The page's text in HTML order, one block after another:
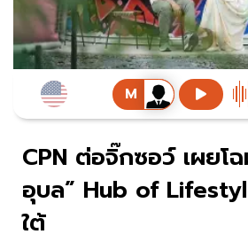
CPN ต่อจิ๊กซอว์ เผยโฉ
อุบล” Hub of
ใต้